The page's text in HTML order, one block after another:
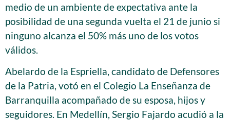
medio de un ambiente de expectativa ante la
posibilidad de una segunda vuelta el 21 de junio si
ninguno alcanza el 50% más uno de los votos
válidos.
Abelardo de la Espriella, candidato de Defensores
de la Patria, votó en el Colegio La Enseñanza de
Barranquilla acompañado de su esposa, hijos y
seguidores. En Medellín, Sergio Fajardo acudió a la